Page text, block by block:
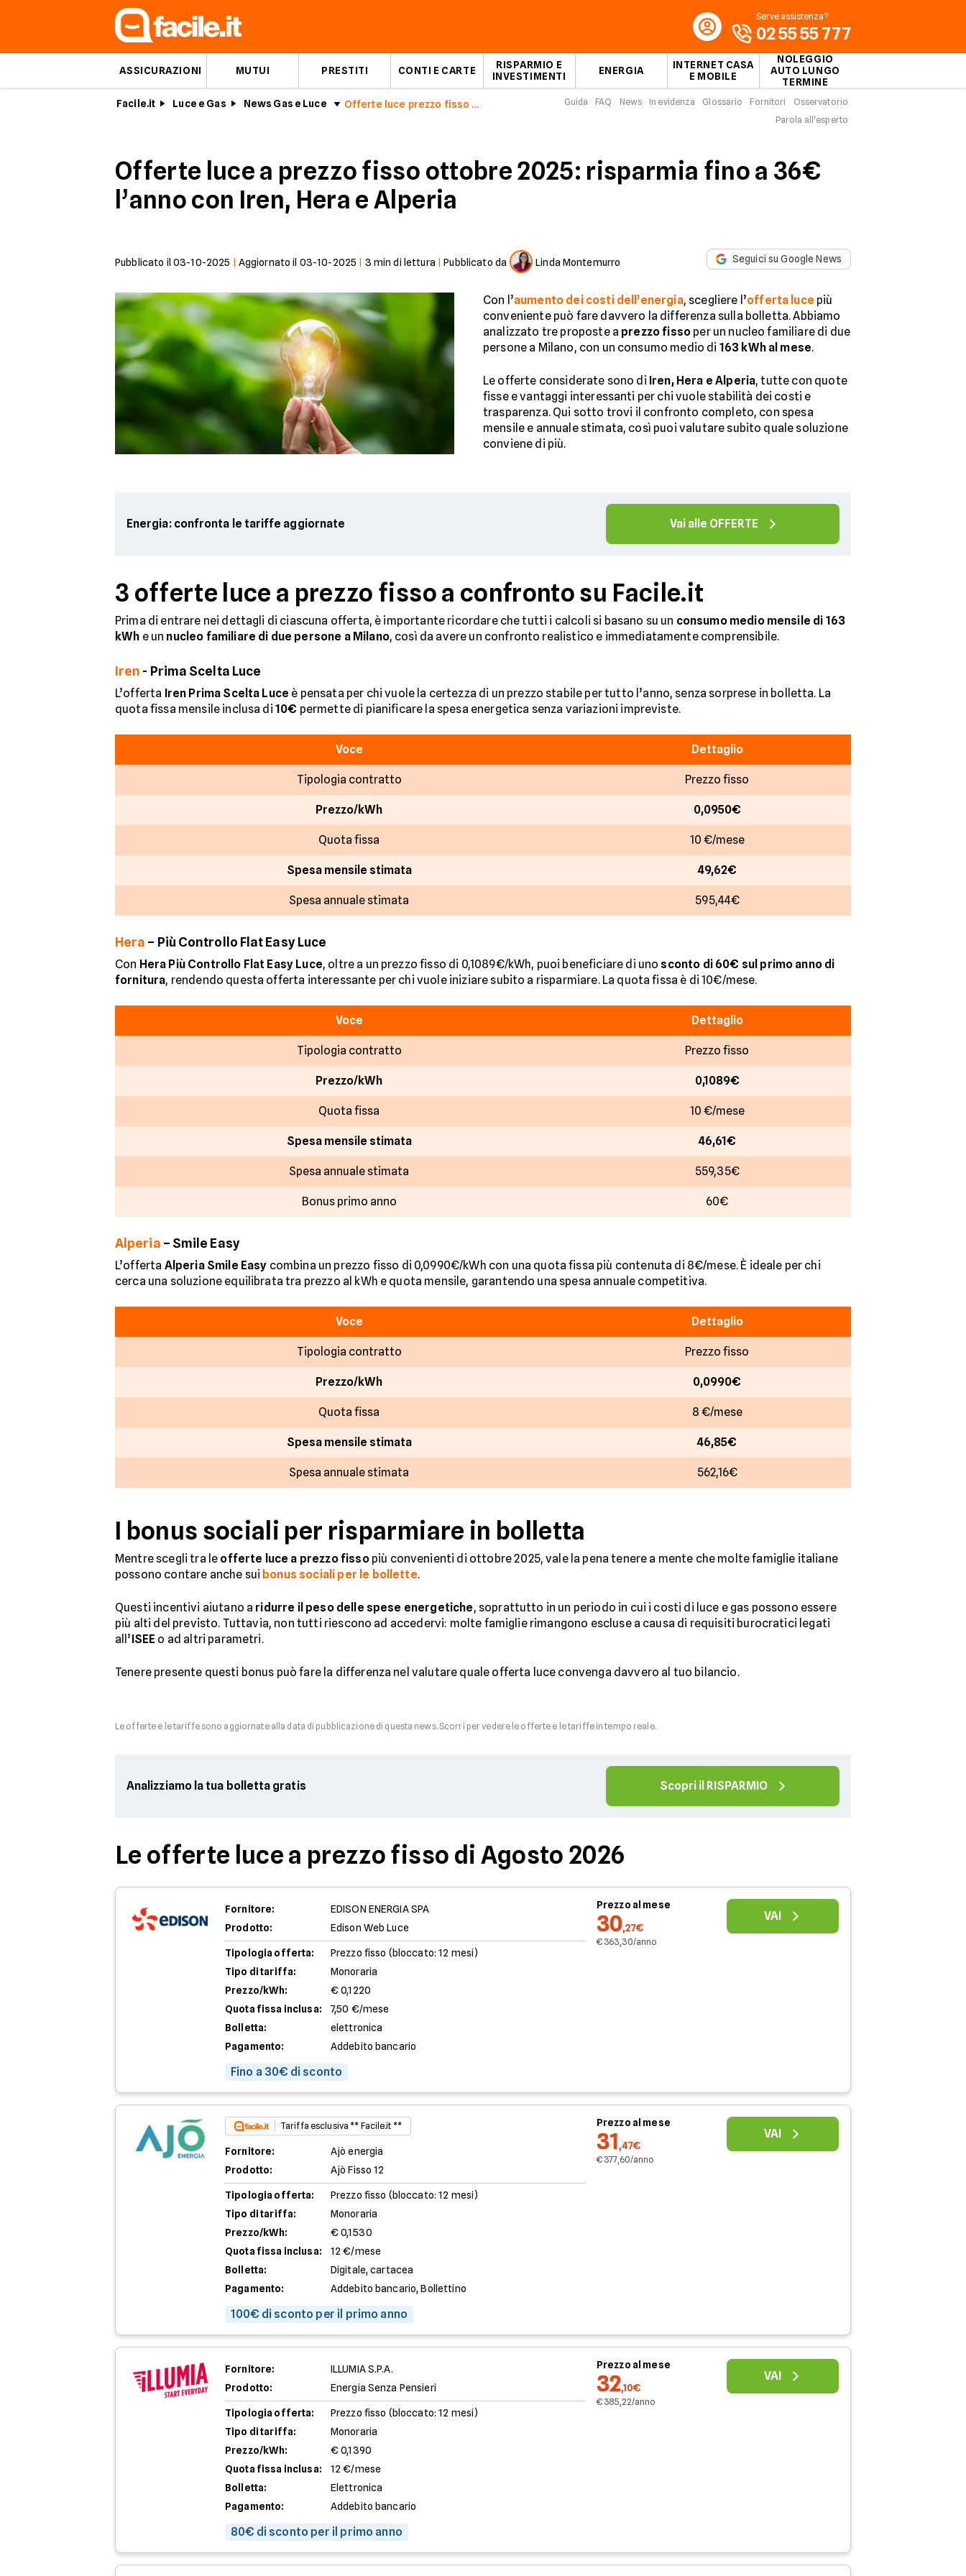
ASSICURAZIONI MUTUI PRESTITI CONTI E CARTE
RISPARMIO E
INVESTIMENTI
ENERGIA
INTERNET CASA
E MOBILE
NOLEGGIO
AUTO LUNGO
TERMINE
Serve assistenza?
02 55 55 777
Facile.it Luce e Gas News Gas e Luce Offerte luce prezzo fisso ottobre 2025 Guida FAQ News In evidenza Glossario Fornitori
Osservatorio
Parola all'esperto
Offerte luce a prezzo fisso ottobre 2025: risparmia fino a 36€
l’anno con Iren, Hera e Alperia
Pubblicato il 03-10-2025 Aggiornato il 03-10-2025 3 min di lettura |Pubblicato da Linda Montemurro Seguici su Google News
Con l’aumento dei costi dell’energia, scegliere l’offerta luce più
conveniente può fare davvero la differenza sulla bolletta. Abbiamo
analizzato tre proposte a prezzo fisso per un nucleo familiare di due
persone a Milano, con un consumo medio di 163 kWh al mese.
Le offerte considerate sono di Iren, Hera e Alperia, tutte con quote
fisse e vantaggi interessanti per chi vuole stabilità dei costi e
trasparenza. Qui sotto trovi il confronto completo, con spesa
mensile e annuale stimata, così puoi valutare subito quale soluzione
conviene di più.
Energia: confronta le tariffe aggiornate Vai alle OFFERTE
3 offerte luce a prezzo fisso a confronto su Facile.it
Prima di entrare nei dettagli di ciascuna offerta, è importante ricordare che tutti i calcoli si basano su un consumo medio mensile di 163
kWh e un nucleo familiare di due persone a Milano, così da avere un confronto realistico e immediatamente comprensibile.
Iren - Prima Scelta Luce
L’offerta Iren Prima Scelta Luce è pensata per chi vuole la certezza di un prezzo stabile per tutto l’anno, senza sorprese in bolletta. La
quota fissa mensile inclusa di 10€ permette di pianificare la spesa energetica senza variazioni impreviste.
Voce Dettaglio
Tipologia contratto Prezzo fisso
Prezzo/kWh 0,0950€
Quota fissa 10 €/mese
Spesa mensile stimata 49,62€
Spesa annuale stimata 595,44€
Hera – Più Controllo Flat Easy Luce
Con Hera Più Controllo Flat Easy Luce, oltre a un prezzo fisso di 0,1089€/kWh, puoi beneficiare di uno sconto di 60€ sul primo anno di
fornitura, rendendo questa offerta interessante per chi vuole iniziare subito a risparmiare. La quota fissa è di 10€/mese.
Voce Dettaglio
Tipologia contratto Prezzo fisso
Prezzo/kWh 0,1089€
Quota fissa 10 €/mese
Spesa mensile stimata 46,61€
Spesa annuale stimata 559,35€
Bonus primo anno 60€
Alperia – Smile Easy
L’offerta Alperia Smile Easy combina un prezzo fisso di 0,0990€/kWh con una quota fissa più contenuta di 8€/mese. È ideale per chi
cerca una soluzione equilibrata tra prezzo al kWh e quota mensile, garantendo una spesa annuale competitiva.
Voce Dettaglio
Tipologia contratto Prezzo fisso
Prezzo/kWh 0,0990€
Quota fissa 8 €/mese
Spesa mensile stimata 46,85€
Spesa annuale stimata 562,16€
I bonus sociali per risparmiare in bolletta
Mentre scegli tra le offerte luce a prezzo fissopiù convenienti di ottobre 2025, vale la pena tenere a mente che molte famiglie italiane
possono contare anche sui bonus sociali per le bollette.
Questi incentivi aiutano a ridurre il peso delle spese energetiche, soprattutto in un periodo in cui i costi di luce e gas possono essere
più alti del previsto. Tuttavia, non tutti riescono ad accedervi: molte famiglie rimangono escluse a causa di requisiti burocratici legati
all’ISEE o ad altri parametri.
Tenere presente questi bonus può fare la differenza nel valutare quale offerta luce convenga davvero al tuo bilancio.
Le offerte e le tariffe sono aggiornate alla data di pubblicazione di questa news. Scorri per vedere le offerte e le tariffe in tempo reale.
Analizziamo la tua bolletta gratis Scopri il RISPARMIO
Le offerte luce a prezzo fisso di Agosto 2026
Fornitore:
EDISON ENERGIA SPA
Prodotto:
Edison Web Luce
Tipologia offerta:
Prezzo fisso (bloccato: 12 mesi)
Tipo di tariffa:
Monoraria
Prezzo/kWh:
€ 0,1220
Quota fissa inclusa:
7,50 €/mese
Bolletta:
elettronica
Pagamento:
Addebito bancario
Fino a 30€ di sconto
Prezzo al mese
30,27€
€ 363,30/anno
VAI
Tariffa esclusiva ** Facile.it **
Fornitore:
Ajò energia
Prodotto:
Ajò Fisso 12
Tipologia offerta:
Prezzo fisso (bloccato: 12 mesi)
Tipo di tariffa:
Monoraria
Prezzo/kWh:
€ 0,1530
Quota fissa inclusa:
12 €/mese
Bolletta:
Digitale, cartacea
Pagamento:
Addebito bancario, Bollettino
100€ di sconto per il primo anno
Prezzo al mese
31,47€
€ 377,60/anno
VAI
Fornitore:
ILLUMIA S.P.A.
Prodotto:
Energia Senza Pensieri
Tipologia offerta:
Prezzo fisso (bloccato: 12 mesi)
Tipo di tariffa:
Monoraria
Prezzo/kWh:
€ 0,1390
Quota fissa inclusa:
12 €/mese
Bolletta:
Elettronica
Pagamento:
Addebito bancario
80€ di sconto per il primo anno
Prezzo al mese
32,10€
€ 385,22/anno
VAI